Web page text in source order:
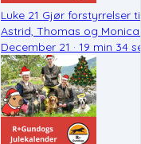
Luke 21 Gjør forstyrrelser
Astrid, Thomas og
December 21 · 19 min 34